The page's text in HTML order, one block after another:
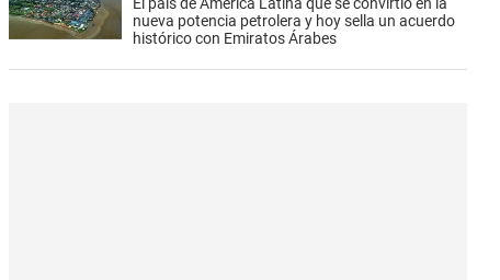
nueva potencia petrolera y hoy sella un acuerdo
histórico con Emiratos Árabes